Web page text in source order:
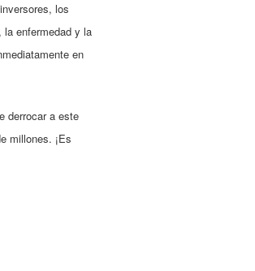
los
la enfermedad y la
en
derrocar a este
millones. ¡Es